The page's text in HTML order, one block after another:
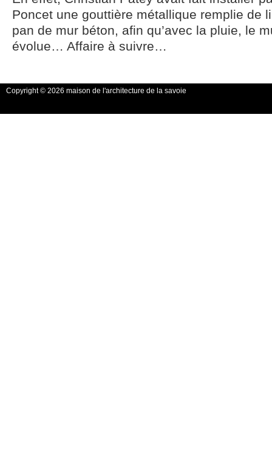
Poncet une gouttière métallique remplie de
pan de mur béton, afin qu’avec la pluie, le
évolue… Affaire à suivre…
Copyright © 2026 maison de l'architecture de la savoie